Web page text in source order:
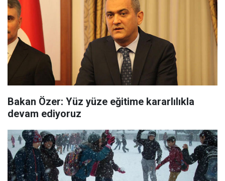
Bakan Özer: Yüz yüze eğitime kararlılıkla
devam ediyoruz